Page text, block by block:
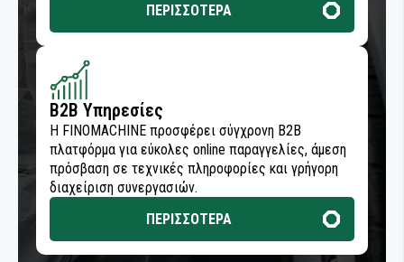
ΠΕΡΙΣΣΟΤΕΡΑ
B2B Υπηρεσίες
Η FINOMACHINE προσφέρει σύγχρονη B2B
πλατφόρμα για εύκολες online παραγγελίες, άμεση
πρόσβαση σε τεχνικές πληροφορίες και γρήγορη
διαχείριση συνεργασιών.
ΠΕΡΙΣΣΟΤΕΡΑ